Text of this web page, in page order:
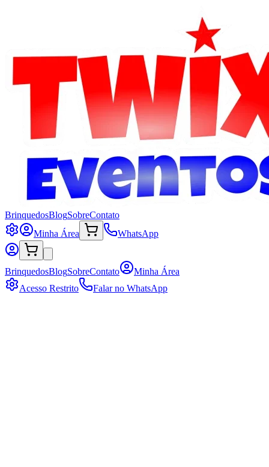
BrinquedosBlogSobreContato
Minha Área
WhatsApp
BrinquedosBlogSobreContato
Minha Área
Acesso Restrito
Falar no WhatsApp